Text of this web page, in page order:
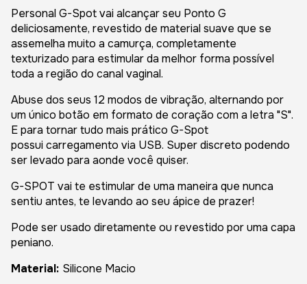
Personal G-Spot vai alcançar seu Ponto G
deliciosamente, revestido de material suave que se
assemelha muito a camurça, completamente
texturizado para estimular da melhor forma possível
toda a região do canal vaginal.
Abuse dos seus 12 modos de vibração, alternando por
um único botão em formato de coração com a letra "S".
E para tornar tudo mais prático G-Spot
possui carregamento via USB. Super discreto podendo
ser levado para aonde você quiser.
G-SPOT vai te estimular de uma maneira que nunca
sentiu antes, te levando ao seu ápice de prazer!
Pode ser usado diretamente ou revestido por uma capa
peniano.
Material: Silicone Macio